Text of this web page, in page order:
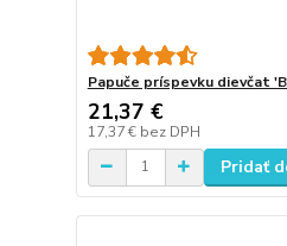
Papuče príspevku dievčat
21,37 €
17,37 € bez DPH
Pridať